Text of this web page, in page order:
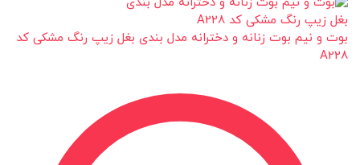
بوت و نیم بوت زنانه و دخترانه مدل بندی بغل زیپ رنگ مشکی کد
A228